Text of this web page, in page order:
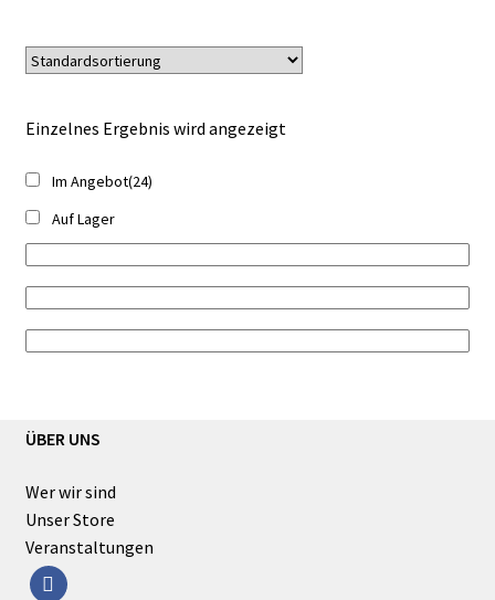
Einzelnes Ergebnis wird angezeigt
Im Angebot(24)
Auf Lager
ÜBER UNS
Wer wir sind
Unser Store
Veranstaltungen
facebook